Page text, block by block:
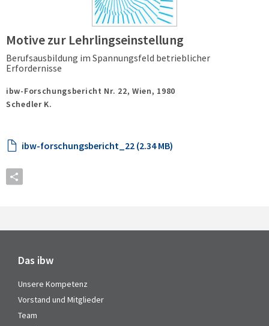
Motive zur Lehrlingseinstellung
Berufsausbildung im Spannungsfeld betrieblicher
Erfordernisse
ibw-Forschungsbericht Nr. 22, Wien, 1980
Schedler K.
ibw-forschungsbericht_22 (2.34 MB)
Das ibw
Unsere Kompetenz
Vorstand und Mitglieder
Team